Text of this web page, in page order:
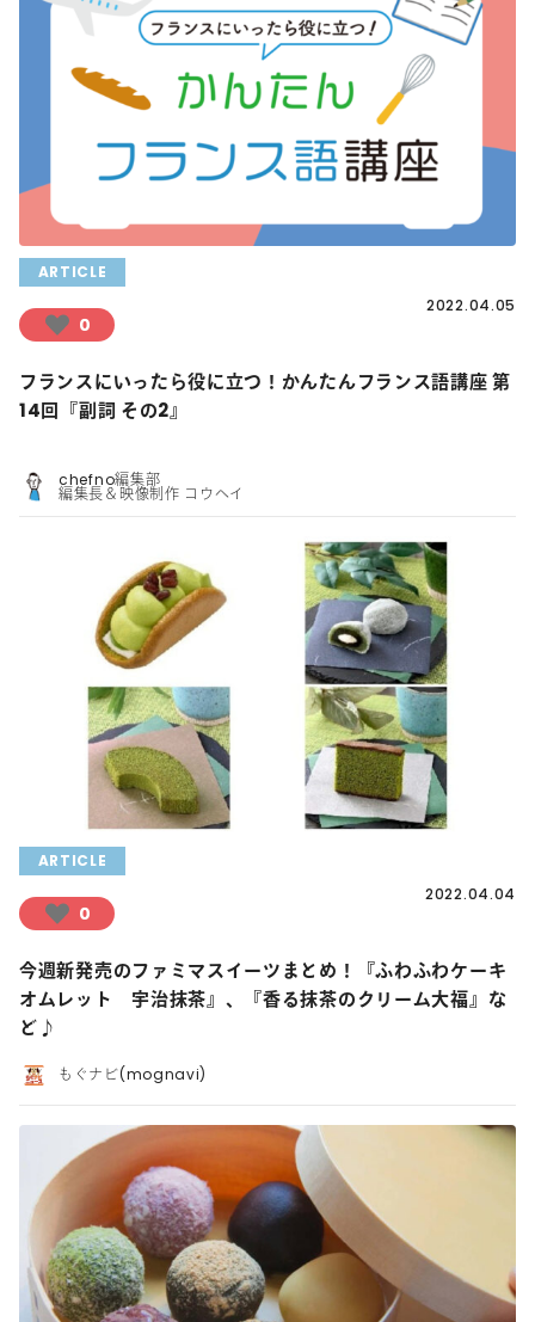
ARTICLE
0
2022.04.05
フランスにいったら役に立つ！かんたんフランス語講座 第
14回『副詞 その2』
chefno編集部
編集長＆映像制作 コウヘイ
ARTICLE
0
2022.04.04
今週新発売のファミマスイーツまとめ！『ふわふわケーキ
オムレット 宇治抹茶』、『香る抹茶のクリーム大福』な
ど♪
もぐナビ(mognavi)